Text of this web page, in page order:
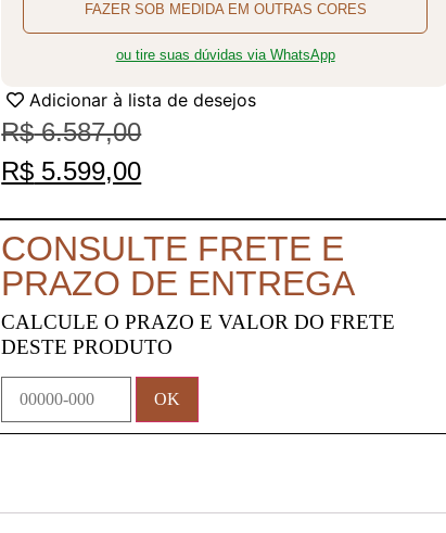
FAZER SOB MEDIDA EM OUTRAS CORES
ou tire suas dúvidas via WhatsApp
Adicionar à lista de desejos
R$6.587,00
R$ 5.599,00
CONSULTE FRETE E
PRAZO DE ENTREGA
CALCULE O PRAZO E VALOR DO FRETE
DESTE PRODUTO